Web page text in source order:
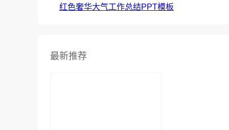
红色奢华大气工作总结PPT模板
最新推荐